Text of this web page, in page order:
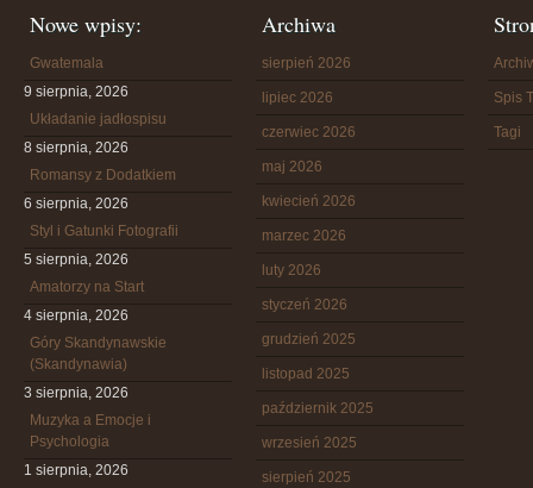
Nowe wpisy:
Gwatemala
9 sierpnia, 2026
Układanie jadłospisu
8 sierpnia, 2026
Romansy z Dodatkiem
6 sierpnia, 2026
Styl i Gatunki Fotografii
5 sierpnia, 2026
Amatorzy na Start
4 sierpnia, 2026
Góry Skandynawskie
(Skandynawia)
3 sierpnia, 2026
Muzyka a Emocje i
Psychologia
1 sierpnia, 2026
Archiwa
sierpień 2026
lipiec 2026
czerwiec 2026
maj 2026
kwiecień 2026
marzec 2026
luty 2026
styczeń 2026
grudzień 2025
listopad 2025
październik 2025
wrzesień 2025
sierpień 2025
Spis
Tagi